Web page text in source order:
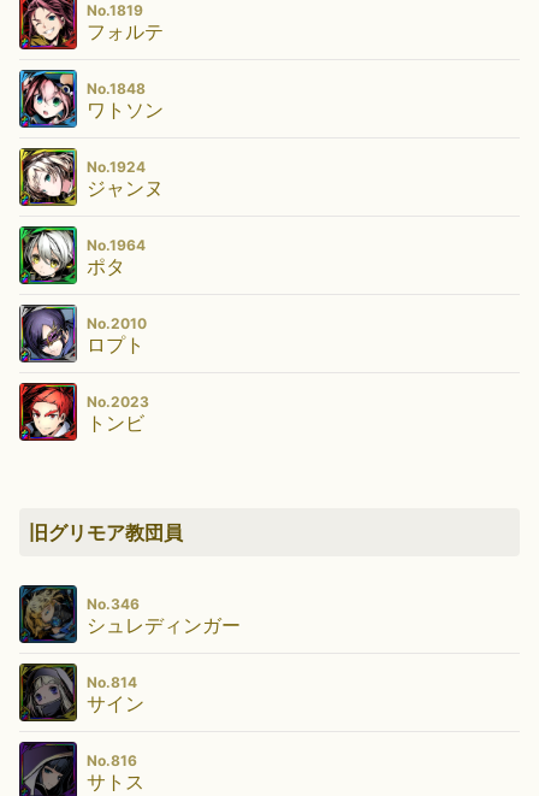
No.1819
フォルテ
No.1848
ワトソン
No.1924
ジャンヌ
No.1964
ポタ
No.2010
ロプト
No.2023
トンビ
旧グリモア教団員
No.346
シュレディンガー
No.814
サイン
No.816
サトス